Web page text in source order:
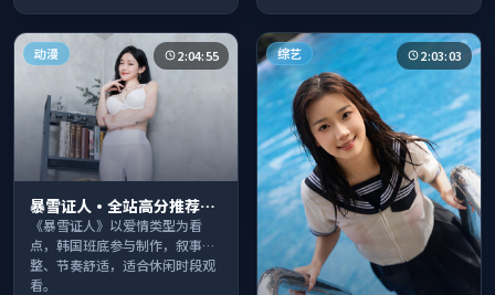
动漫 2:04:55
暴雪证人·全站高分推荐节
奏紧凑值得追看
《暴雪证人》以爱情类型为看
点，韩国班底参与制作，叙事完
整、节奏舒适，适合休闲时段观
看。
综艺 2:03:03